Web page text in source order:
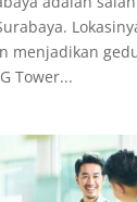
menjadikan
Tower...